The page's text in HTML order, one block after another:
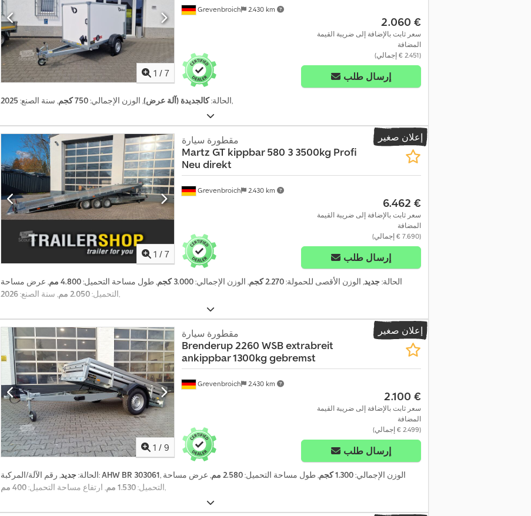
1 / 7
Grevenbroich 2.430 km
‏2.060 €
سعر ثابت بالإضافة إلى ضريبة القيمة
المضافة
(‏2.451 € إجمالي)
إرسال طلب
الحالة:كالجديدة (آلة عرض), الوزن الإجمالي:750 كجم , سنة الصنع: 2025 ,
إعلان صغير
1 / 7
Grevenbroich 2.430 km
مقطورة سيارة
Martz GT kippbar 580 3 3500kg Profi
Neu direkt
‏6.462 €
سعر ثابت بالإضافة إلى ضريبة القيمة
المضافة
(‏7.690 € إجمالي)
إرسال طلب
الحالة:جديد, الوزن الأقصى للحمولة:2.270 كجم , الوزن الإجمالي:3.000 كجم , طول مساحة التحميل:4.800 مم
, عرض مساحة
التحميل:2.050 مم , سنة الصنع:2026 ,
إعلان صغير
1 / 9
Grevenbroich 2.430 km
مقطورة سيارة
Brenderup2260 WSB extrabreit
ankippbar 1300kg gebremst
‏2.100 €
سعر ثابت بالإضافة إلى ضريبة القيمة
المضافة
(‏2.499 € إجمالي)
إرسال طلب
الحالة:جديد , رقم الآلة/المركبة:AHW BR 303061 , الوزن الإجمالي:1.300 كجم , طول مساحة التحميل:2.580 مم
, عرض مساحة
التحميل:1.530 مم , ارتفاع مساحة التحميل:400 مم ,